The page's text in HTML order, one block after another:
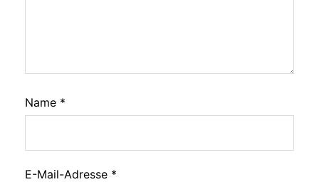
Name *
E-Mail-Adresse *